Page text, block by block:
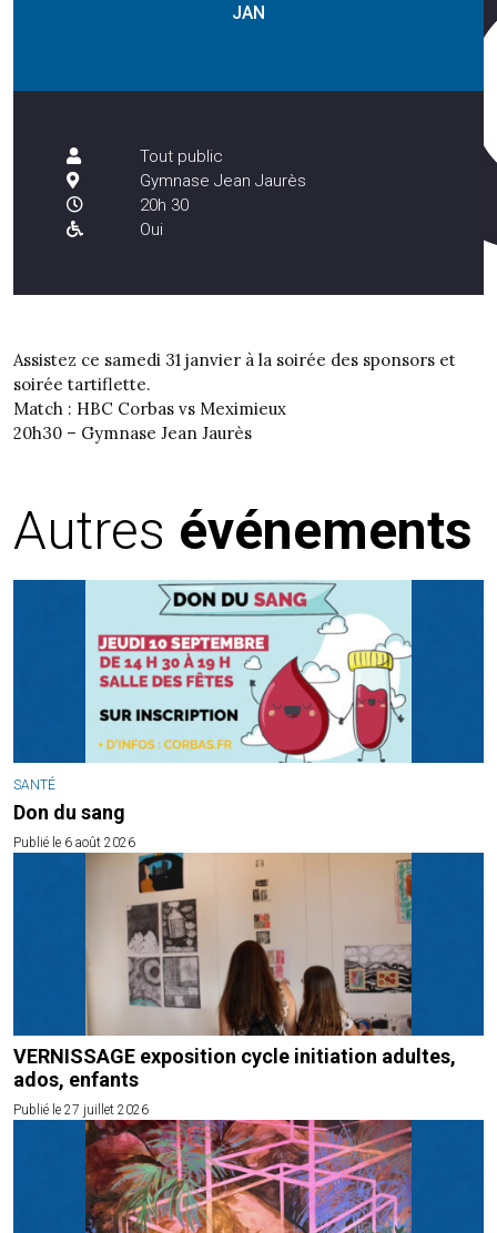
JAN
Tout public
Gymnase Jean Jaurès
20h 30
Oui
Assistez ce samedi 31 janvier à la soirée des sponsors et
soirée tartiflette.
Match : HBC Corbas vs Meximieux
20h30 – Gymnase Jean Jaurès
Autres événements
SANTÉ
Don du sang
Publié le 6 août 2026
VERNISSAGE exposition cycle initiation adultes,
ados, enfants
Publié le 27 juillet 2026